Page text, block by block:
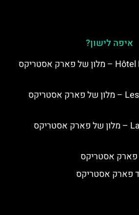
איפה לישון?
Hôtel Des Trois Hiboux – מלון של פארק אסטריקס
Les Quais de Lutèce – מלון של פארק אסטריקס
La Cite Suspendue – מלון של פארק אסטריקס
פארק אסטריקס
פארק אסטריקס